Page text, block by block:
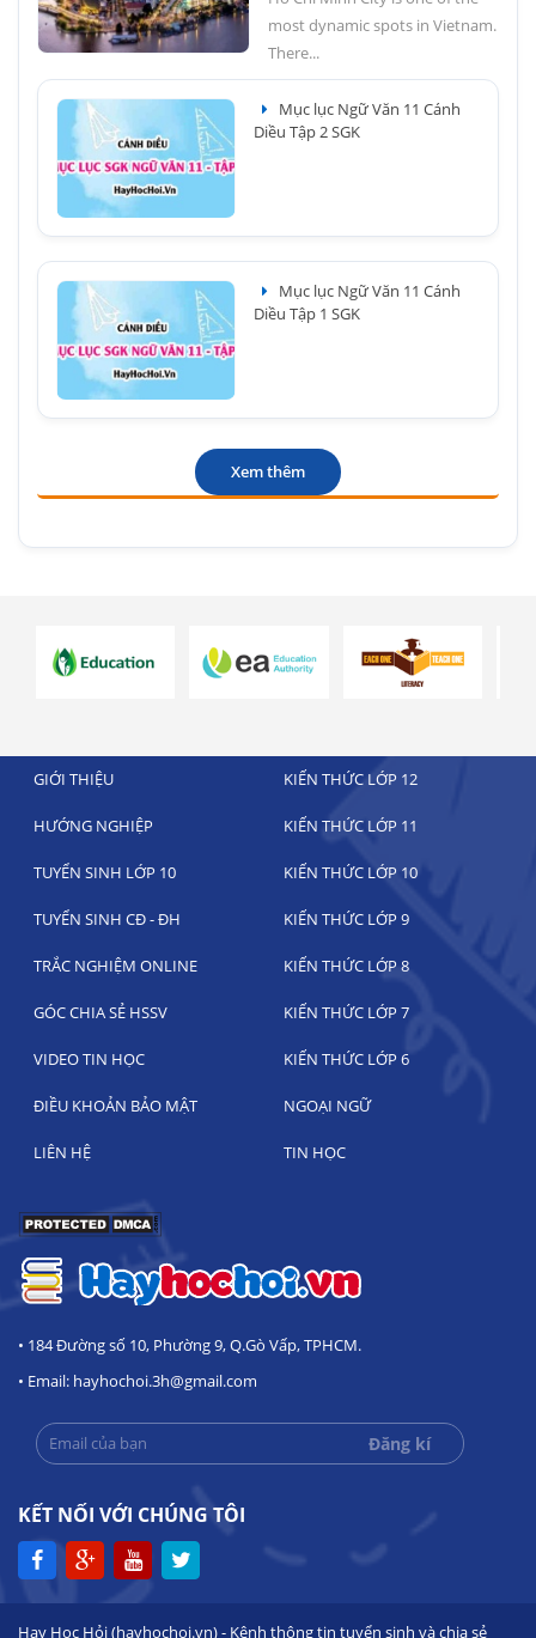
most dynamic spots in Vietnam.
There...
Mục lục Ngữ Văn 11 Cánh
Diều Tập 2 SGK
Mục lục Ngữ Văn 11 Cánh
Diều Tập 1 SGK
Xem thêm
GIỚI THIỆU KIẾN THỨC LỚP 12
HƯỚNG NGHIỆP KIẾN THỨC LỚP 11
TUYỂN SINH LỚP 10 KIẾN THỨC LỚP 10
TUYỂN SINH CĐ - ĐH KIẾN THỨC LỚP 9
TRẮC NGHIỆM ONLINE KIẾN THỨC LỚP 8
GÓC CHIA SẺ HSSV KIẾN THỨC LỚP 7
VIDEO TIN HỌC KIẾN THỨC LỚP 6
ĐIỀU KHOẢN BẢO MẬT NGOẠI NGỮ
LIÊN HỆ TIN HỌC
• 184 Đường số 10, Phường 9, Q.Gò Vấp, TPHCM.
• Email: hayhochoi.3h@gmail.com
KẾT NỐI VỚI CHÚNG TÔI
Hay Học Hỏi (hayhochoi.vn) - Kênh thông tin tuyển sinh và chia sẻ